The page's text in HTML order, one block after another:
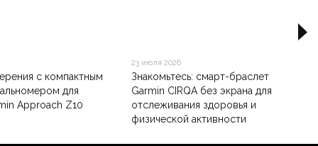
с компактным
для
Approach Z10
23 июля 2026
Знакомьтесь: смарт-браслет
Garmin CIRQA без экрана для
отслеживания здоровья и
физической активности